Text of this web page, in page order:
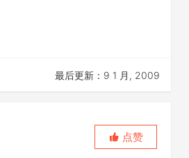
最后更新：9 1 月, 2009
点赞